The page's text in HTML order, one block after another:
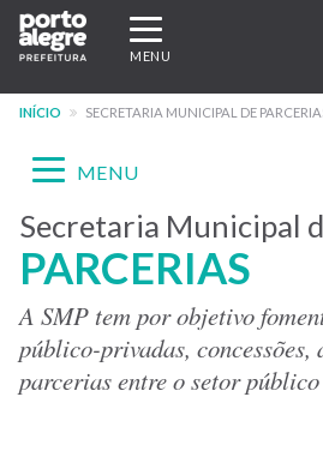
Pular
para
conteúdo
Expandir/recolher
navegação
MENU
INÍCIO SECRETARIA MUNICIPAL DE
Menu
-
site
SMP
Expandir/recolher
MENU
Secretaria Municipal
PARCERIAS
A SMP tem por objetivo
público-privadas, concessões,
parcerias entre o setor